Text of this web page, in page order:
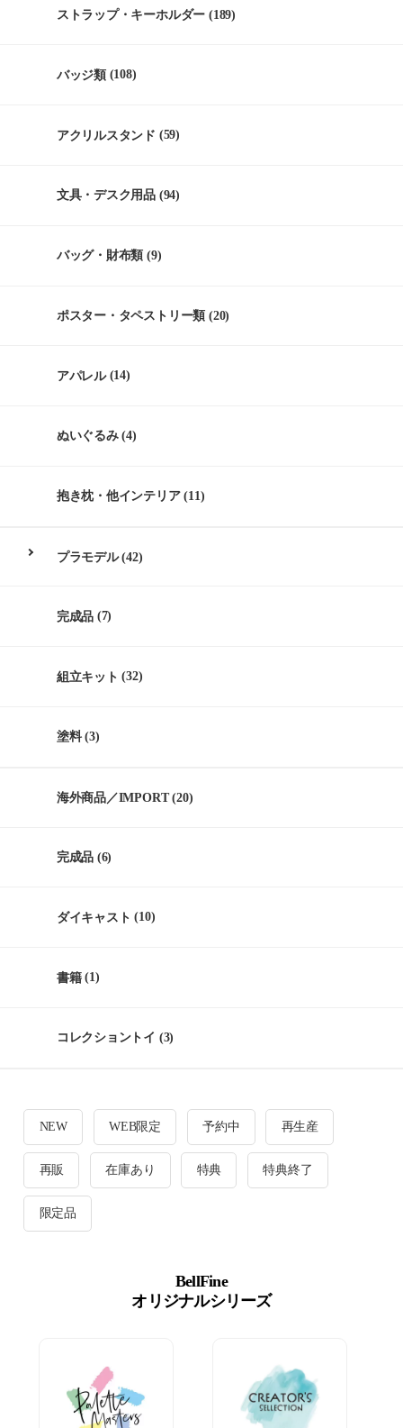
ストラップ・キーホルダー (189)
バッジ類(108)
アクリルスタンド (59)
文具・デスク用品 (94)
バッグ・財布類 (9)
ポスター・タペストリー類 (20)
アパレル(14)
ぬいぐるみ(4)
抱き枕・他インテリア(11)
プラモデル(42)
完成品 (7)
組立キット (32)
塗料(3)
海外商品／IMPORT(20)
完成品 (6)
ダイキャスト (10)
書籍(1)
コレクショントイ (3)
NEW WEB限定 予約中 再生産
再販 在庫あり 特典 特典終了
限定品
BellFine
オリジナルシリーズ